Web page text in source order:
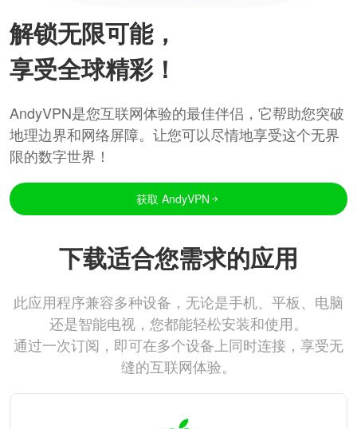
解锁无限可能，
享受全球精彩！
AndyVPN是您互联网体验的最佳伴侣，它帮助您突破
地理边界和网络屏障。让您可以尽情地享受这个无界
限的数字世界！
获取 AndyVPN
下载适合您需求的应用
此应用程序兼容多种设备，无论是手机、平板、电脑
还是智能电视，您都能轻松安装和使用。
通过一次订阅，即可在多个设备上同时连接，享受无
缝的互联网体验。